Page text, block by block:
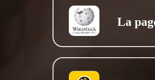
La